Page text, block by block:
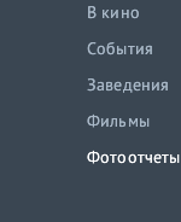
В кино
События
Заведения
Фильмы
Фотоотчеты